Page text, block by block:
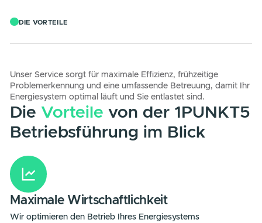
Automatisiertes Monitoring
DIE VORTEILE
Unser Service sorgt für maximale Effizienz, frühzeitige